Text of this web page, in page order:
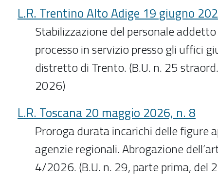
Appuntamenti
Prenotazione spazi
L.R. Trentino Alto Adige 19 giugno
Stabilizzazione del personale
processo in servizio presso gli uffici
distretto di Trento. (B.U. n. 25
2026)
L.R. Toscana 20 maggio 2026, n. 8
Proroga durata incarichi delle figure
agenzie regionali. Abrogazione
4/2026. (B.U. n. 29, parte prima,